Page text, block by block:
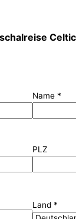
Name *
PLZ
Land *